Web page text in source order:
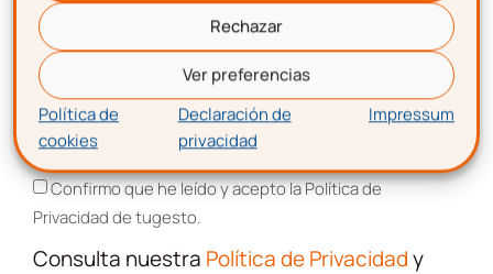
Rechazar
Ver preferencias
Política de
cookies
Declaración de
privacidad
Impressum
Consultas
Legales
Protección
Datos
Correo electrónico
Aceptación de términos y condiciones
Confirmo que he leído y acepto la Política de
Privacidad de tugesto.
Consulta nuestra Política de Privacidady